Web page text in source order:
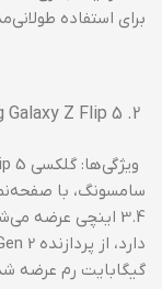
برای استفاده
Galaxy Z Flip 5
3.4 اینچی عرضه
گیگابایت رم عرضه